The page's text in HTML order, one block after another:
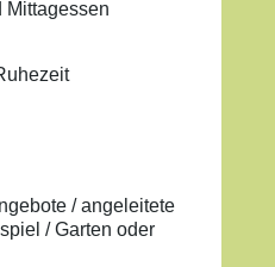
Mittagessen
/ angeleitete
/ Garten oder